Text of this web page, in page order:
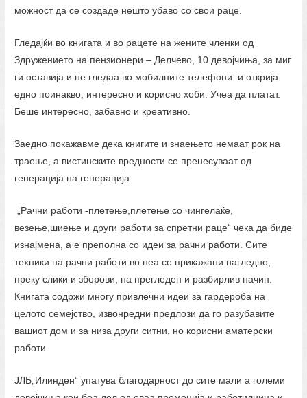
можност да се создаде нешто убаво со свои раце.
Гледајќи во книгата и во рацете на жените членки од
Здружението на пензионери – Делчево, 10 девојчиња, за миг
ги оставија и не гледаа во мобилните телефони и открија
едно поинакво, интересно и корисно хоби. Учеа да платат.
Беше интересно, забавно и креативно.
Заедно покажавме дека книгите и знаењето немаат рок на
траење, а вистинските вредности се пренесуваат од
генерација на генерација.
„Рачни работи -плетење,плетење со чингелаќе,
везење,шиење и други работи за спретни раце“ чека да биде
изнајмена, а е преполна со идеи за рачни работи. Сите
техники на рачни работи во неа се прикажани нагледно,
преку слики и зборови, на прегледен и разбирлив начин.
Книгата содржи многу привлечни идеи за гардероба на
целото семејство, извонредни предлози да го разубавите
вашиот дом и за низа други ситни, но корисни аматерски
работи.
ЈЛБ„Илинден“ упатува благодарност до сите мали а големи